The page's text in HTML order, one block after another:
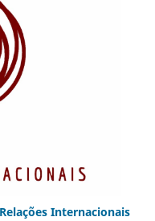
Internacionais